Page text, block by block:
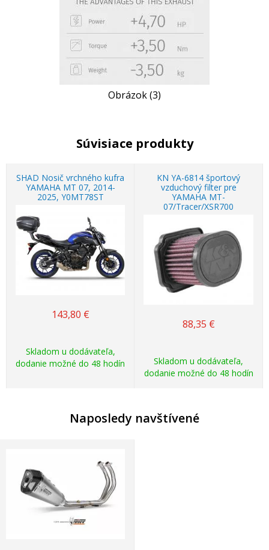
Obrázok (3)
Súvisiace produkty
SHAD Nosič vrchného kufra
YAMAHA MT 07, 2014-
2025, Y0MT78ST
143,80 €
Skladom u dodávateľa,
dodanie možné do 48 hodín
KN YA-6814 športový
vzduchový filter pre
YAMAHA MT-
07/Tracer/XSR700
88,35 €
Skladom u dodávateľa,
dodanie možné do 48 hodín
Naposledy navštívené